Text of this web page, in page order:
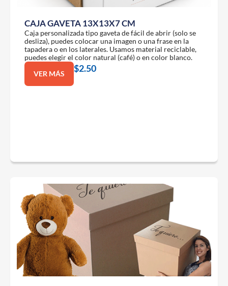
CAJA GAVETA 13X13X7 CM
Caja personalizada tipo gaveta defácil de abrir (solo se
desliza), puedes colocar una imagen o una frase en la
tapadera o en los laterales. Usamos material reciclable,
puedes elegir el color natural (café) o en color blanco.
VER MÁS
$2.50